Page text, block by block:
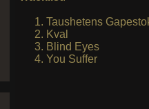
Taushetens
Kval
Blind Eyes
You Suffer